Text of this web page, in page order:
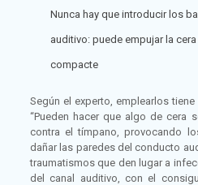
Nunca hay que introducir los
auditivo: puede empujar la
compacte
Según el experto, emplearlos
“Pueden hacer que algo de cera
contra el tímpano, provocando
dañar las paredes del conducto
traumatismos que den lugar a
del canal auditivo, con el